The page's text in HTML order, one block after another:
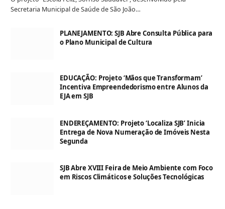
Secretaria Municipal de Saúde de São João…
PLANEJAMENTO: SJB Abre Consulta Pública para
o Plano Municipal de Cultura
EDUCAÇÃO: Projeto ‘Mãos que Transformam’
Incentiva Empreendedorismo entre Alunos da
EJA em SJB
ENDEREÇAMENTO: Projeto ‘Localiza SJB’ Inicia
Entrega de Nova Numeração de Imóveis Nesta
Segunda
SJB Abre XVIII Feira de Meio Ambiente com Foco
em Riscos Climáticos e Soluções Tecnológicas